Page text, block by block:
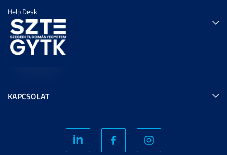
Help Desk
KAPCSOLAT